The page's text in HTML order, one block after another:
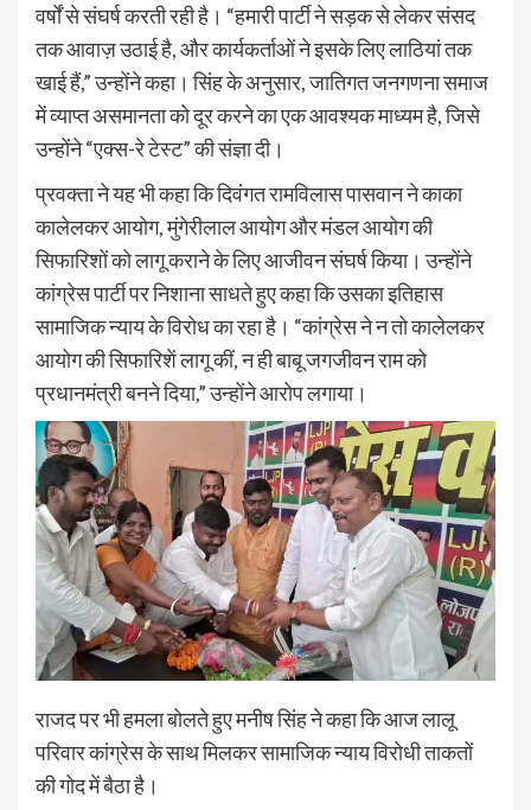
वर्षों से संघर्ष करती रही है। “हमारी पार्टी ने सड़क से लेकर संसद
तक आवाज़ उठाई है, और कार्यकर्ताओं ने इसके लिए लाठियां तक
खाई हैं,” उन्होंने कहा। सिंह के अनुसार, जातिगत जनगणना समाज
में व्याप्त असमानता को दूर करने का एक आवश्यक माध्यम है, जिसे
उन्होंने “एक्स-रे टेस्ट” की संज्ञा दी।
प्रवक्ता ने यह भी कहा कि दिवंगत रामविलास पासवान ने काका
कालेलकर आयोग, मुंगेरीलाल आयोग और मंडल आयोग की
सिफारिशों को लागू कराने के लिए आजीवन संघर्ष किया। उन्होंने
कांग्रेस पार्टी पर निशाना साधते हुए कहा कि उसका इतिहास
सामाजिक न्याय के विरोध का रहा है। “कांग्रेस ने न तो कालेलकर
आयोग की सिफारिशें लागू कीं, न ही बाबू जगजीवन राम को
प्रधानमंत्री बनने दिया,” उन्होंने आरोप लगाया।
राजद पर भी हमला बोलते हुए मनीष सिंह ने कहा कि आज लालू
परिवार कांग्रेस के साथ मिलकर सामाजिक न्याय विरोधी ताकतों
की गोद में बैठा है।